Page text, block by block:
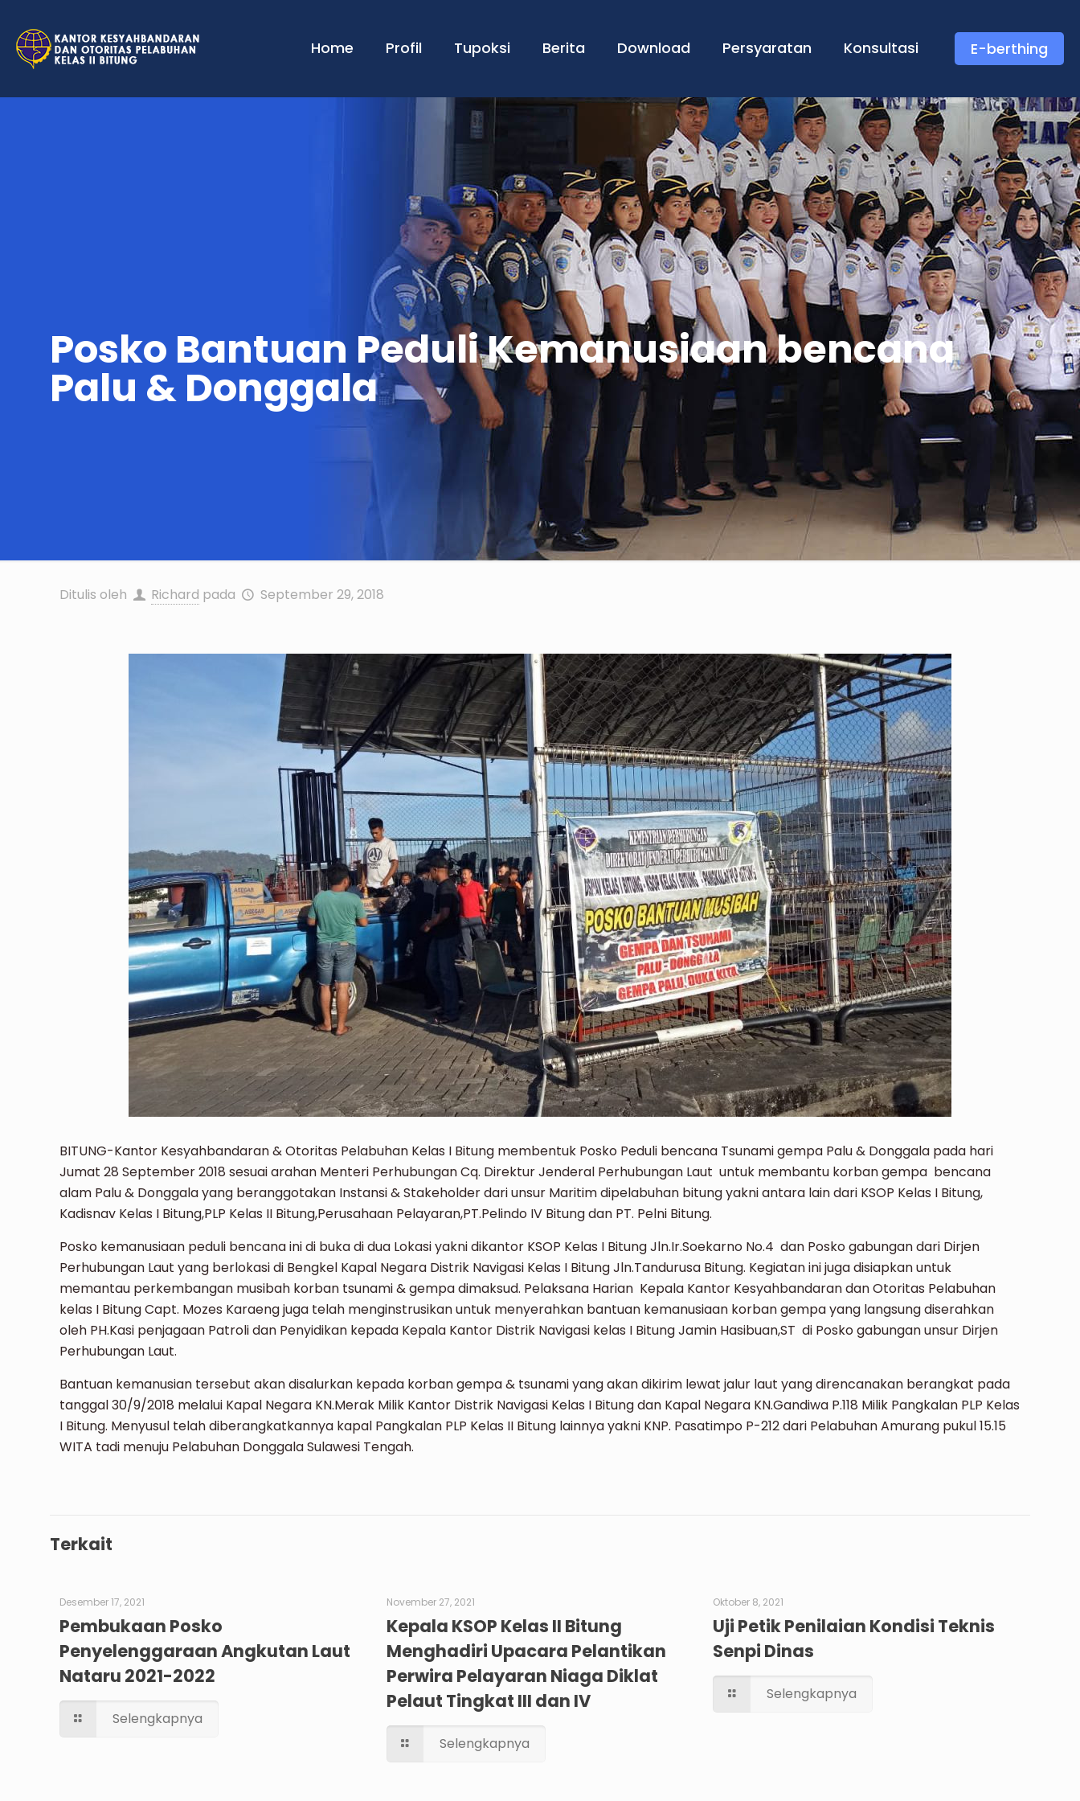
Home Profil Tupoksi Berita Download Persyaratan Konsultasi E-berthing
Posko Bantuan Peduli Kemanusiaan bencana
Palu & Donggala
Ditulis oleh Richard pada September 29, 2018
BITUNG-Kantor Kesyahbandaran & Otoritas Pelabuhan Kelas I Bitung membentuk Posko Peduli bencana Tsunami gempa Palu & Donggala pada hari
Jumat 28 September 2018 sesuai arahan Menteri Perhubungan Cq. Direktur Jenderal Perhubungan Laut untuk membantu korban gempa bencana
alam Palu & Donggala yang beranggotakan Instansi & Stakeholder dari unsur Maritim dipelabuhan bitung yakni antara lain dari KSOP Kelas I Bitung,
Kadisnav Kelas I Bitung,PLP Kelas II Bitung,Perusahaan Pelayaran,PT.Pelindo IV Bitung dan PT. Pelni Bitung.
Posko kemanusiaan peduli bencana ini di buka di dua Lokasi yakni dikantor KSOP Kelas I Bitung Jln.Ir.Soekarno No.4 dan Posko gabungan dari Dirjen
Perhubungan Laut yang berlokasi di Bengkel Kapal Negara Distrik Navigasi Kelas I Bitung Jln.Tandurusa Bitung. Kegiatan ini juga disiapkan untuk
memantau perkembangan musibah korban tsunami & gempa dimaksud. Pelaksana Harian Kepala Kantor Kesyahbandaran dan Otoritas Pelabuhan
kelas I Bitung Capt. Mozes Karaeng juga telah menginstrusikan untuk menyerahkan bantuan kemanusiaan korban gempa yang langsung diserahkan
oleh PH.Kasi penjagaan Patroli dan Penyidikan kepada Kepala Kantor Distrik Navigasi kelas I Bitung Jamin Hasibuan,ST di Posko gabungan unsur Dirjen
Perhubungan Laut.
Bantuan kemanusian tersebut akan disalurkan kepada korban gempa & tsunami yang akan dikirim lewat jalur laut yang direncanakan berangkat pada
tanggal 30/9/2018 melalui Kapal Negara KN.Merak Milik Kantor Distrik Navigasi Kelas I Bitung dan Kapal Negara KN.Gandiwa P.118 Milik Pangkalan PLP Kelas
I Bitung. Menyusul telah diberangkatkannya kapal Pangkalan PLP Kelas II Bitung lainnya yakni KNP. Pasatimpo P-212 dari Pelabuhan Amurang pukul 15.15
WITA tadi menuju Pelabuhan Donggala Sulawesi Tengah.
Terkait
Desember 17, 2021
Pembukaan Posko
Penyelenggaraan Angkutan Laut
Nataru 2021-2022
Selengkapnya
November 27, 2021
Kepala KSOP Kelas II Bitung
Menghadiri Upacara Pelantikan
Perwira Pelayaran Niaga Diklat
Pelaut Tingkat III dan IV
Selengkapnya
Oktober 8, 2021
Uji Petik Penilaian Kondisi Teknis
Senpi Dinas
Selengkapnya